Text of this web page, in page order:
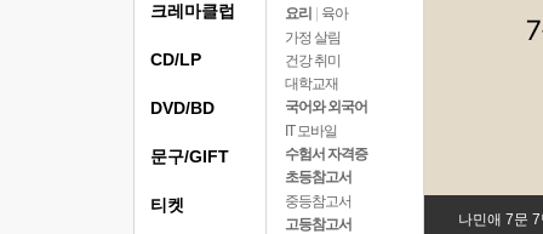
요리
육아
가정 살림
건강 취미
대학교재
국어와 외국어
IT 모바일
수험서 자격증
초등참고서
중등참고서
고등참고서
나민애 7문
크레마클럽
CD/LP
DVD/BD
문구/GIFT
티켓